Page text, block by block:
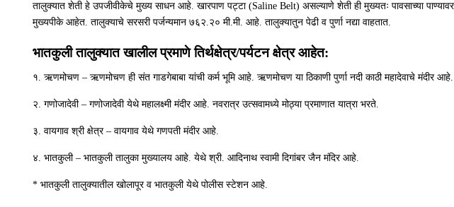
तालुक्यात शेती हे उपजीवीकेचे मुख्य साधन आहे. खारपाण पट्टा (Saline Belt) असल्याणे शेती ही मुख्यतः पावसाच्या
मुख्यपीके आहेत. तालुक्याचे सरसरी पर्जन्यमान ७६२.२० मी.मी. आहे. तालुक्यातुन पेढी व पुर्णा नद्या वाहतात.
भातकुली तालुक्यात खालील प्रमाणे तिर्थक्षेत्र/पर्यटन क्षेत्र आहेत:
१. ऋणमोचण – ऋणमोचण ही संत गाडगेबाबा यांची कर्म भूमि आहे. ऋणमोचण या ठिकाणी पुर्णा नदी काठी महादेवाचे मंदीर आहे.
२. गणोजादेवी – गणोजादेवी येथे महालक्ष्मी मंदीर आहे. नवरात्र उत्सवामध्ये मोठ्या प्रमाणात यात्रा भरते.
३. वायगाव श्री क्षेत्र – वायगाव येथे गणपती मंदीर आहे.
४. भातकुली – भातकुली तालुका मुख्यालय आहे. येथे श्री. आदिनाथ स्वामी दिगांबर जैन मंदिर आहे.
* भातकुली तालुक्यातील खोलापूर व भातकुली येथे पोलीस स्टेशन आहे.